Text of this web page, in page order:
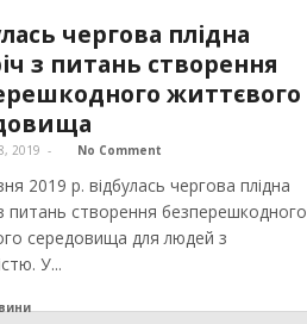
чергова плідна
з питань створення
життєвого
2019 - No Comment
2019 р. відбулась чергова плідна
питань створення безперешкодного
середовища для людей з
У...